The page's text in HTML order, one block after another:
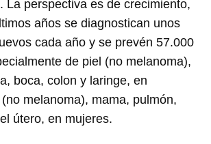
La perspectiva es de crecimiento,
años se diagnostican unos
cada año y se prevén 57.000
de piel (no melanoma),
boca, colon y laringe, en
melanoma), mama, pulmón,
útero, en mujeres.